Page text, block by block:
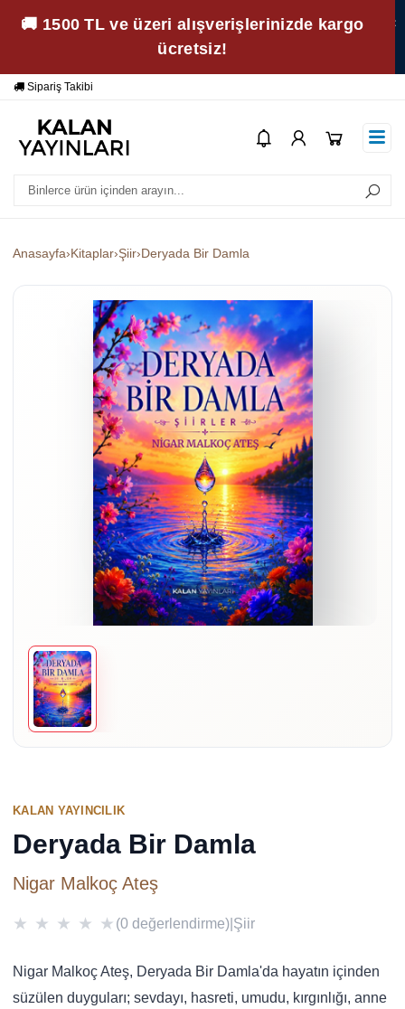
🚚 1500 TL ve üzeri alışverişlerinizde kargo
ücretsiz!
Yardım
Anasayfa›Kitaplar›Şiir›Deryada Bir Damla
KALAN YAYINCILIK
Deryada Bir Damla
Nigar Malkoç Ateş
★ ★ ★ ★ ★ (0 değerlendirme) Şiir
Nigar Malkoç Ateş, Deryada Bir Damla'da hayatın içinden
süzülen duyguları; sevdayı, hasreti, umudu, kırgınlığı, anne